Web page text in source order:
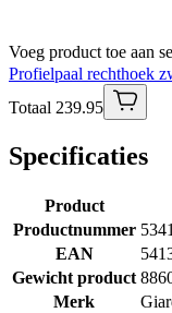
Voeg product toe aan
Profielpaal rechthoek
Totaal 239.95
Specificaties
Product
Productnummer
EAN
Gewicht product
Merk